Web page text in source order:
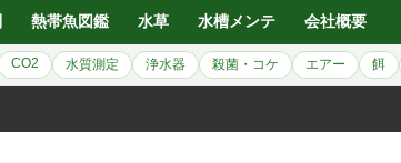
熱帯魚図鑑 水草 水槽メンテ 会社概要
CO2 水質測定 浄水器 殺菌・コケ エアー 餌